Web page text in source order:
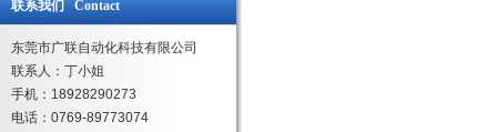
联系我们 Contact
东莞市广联自动化科技有限公司
联系人：丁小姐
手机：18928290273
电话：0769-89773074